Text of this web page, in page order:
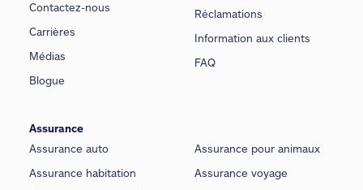
Contactez-nous
Carrières
Médias
Blogue
Réclamations
Information aux clients
FAQ
Assurance
Assurance auto
Assurance habitation
Assurance pour animaux
Assurance voyage